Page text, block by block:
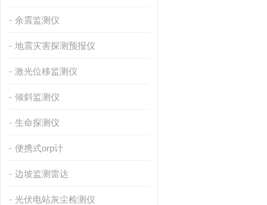
余震监测仪
地震灾害探测预报仪
激光位移监测仪
倾斜监测仪
生命探测仪
便携式orp计
边坡监测雷达
光伏电站灰尘检测仪